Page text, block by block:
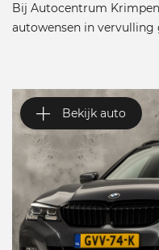
Bij Autocentrum
autowensen in vervulling
Bekijk auto